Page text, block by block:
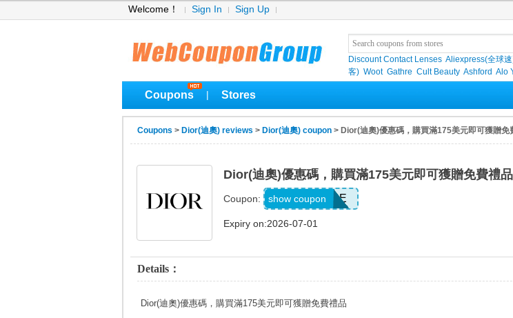
Welcome！ Sign In Sign Up
Discount Contact Lenses Aliexpress(全球
客) Woot Gathre Cult Beauty Ashford Alo
Coupons Stores
Coupons > Dior(迪奧) reviews > Dior(迪奧) coupon > Dior(迪奧)優惠碼，購買滿175美元即可獲贈免
Dior(迪奧)優惠碼，購買滿175美元即可獲贈免費禮品
Coupon: NEWJADORE
show coupon
Expiry on:2026-07-01
Details：
Dior(迪奧)優惠碼，購買滿175美元即可獲贈免費禮品